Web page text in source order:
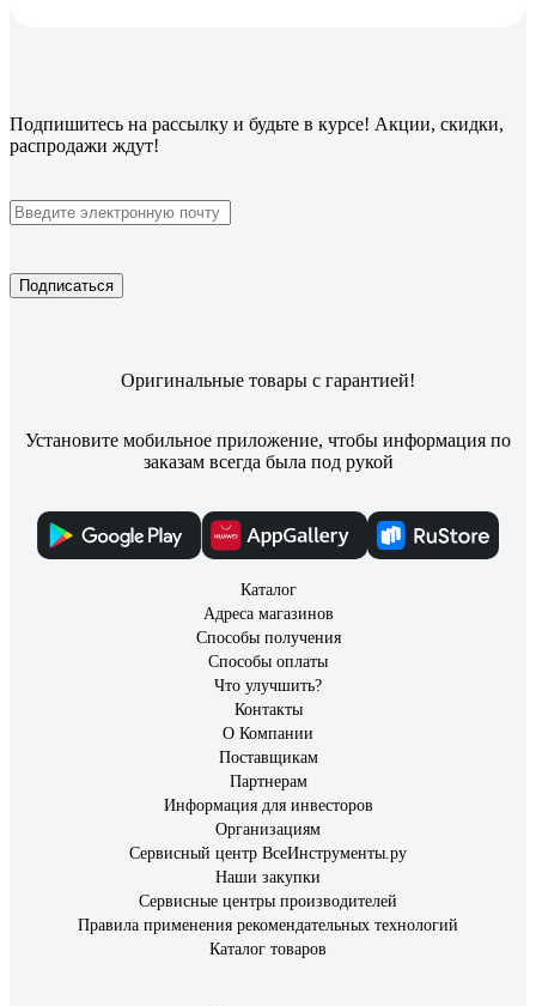
Подпишитесь на рассылку и будьте в курсе! Акции, скидки,
распродажи ждут!
Подписаться
Оригинальные товары с гарантией!
Установите мобильное приложение, чтобы информация по
заказам всегда была под рукой
Каталог
Адреса магазинов
Способы получения
Способы оплаты
Что улучшить?
Контакты
О Компании
Поставщикам
Партнерам
Информация для инвесторов
Организациям
Сервисный центр ВсеИнструменты.ру
Наши закупки
Сервисные центры производителей
Правила применения рекомендательных технологий
Каталог товаров